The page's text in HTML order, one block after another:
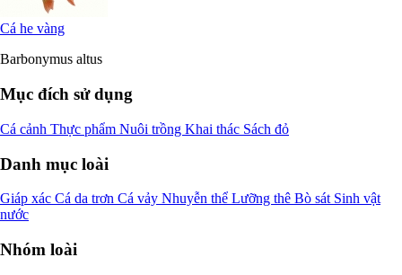
Cá he vàng
Barbonymus altus
Mục đích sử dụng
Cá cảnh Thực phẩm Nuôi trồng Khai thác Sách đỏ
Danh mục loài
Giáp xác Cá da trơn Cá vảy Nhuyễn thể Lưỡng thê Bò sát Sinh vật
nước
Nhóm loài